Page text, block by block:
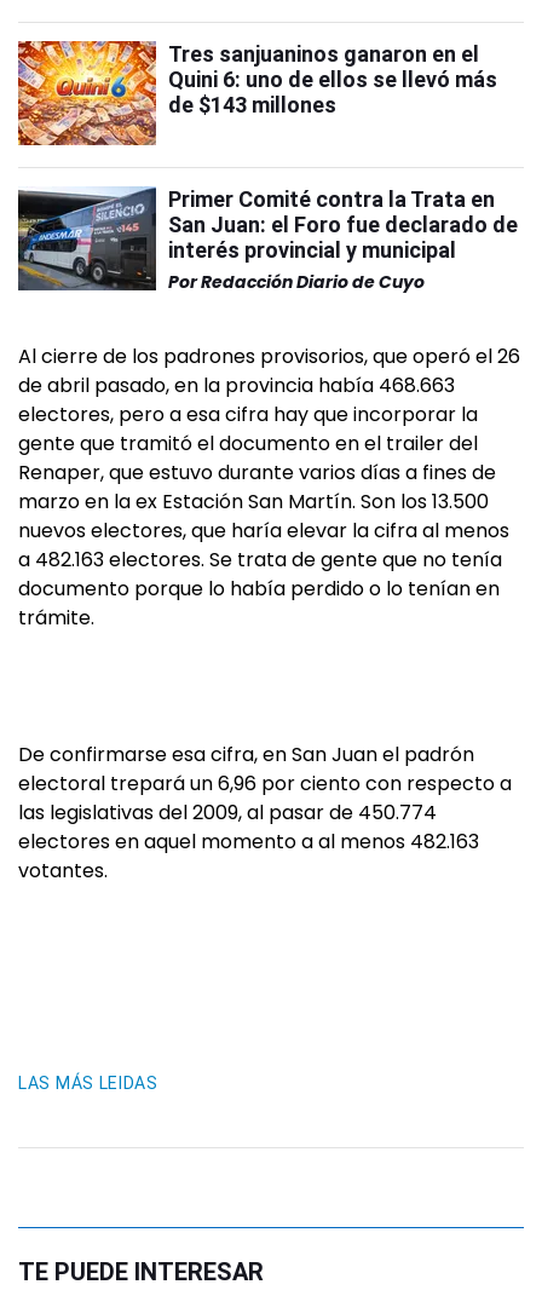
Tres sanjuaninos ganaron en el
Quini 6: uno de ellos se llevó más
de $143 millones
Primer Comité contra la Trata en
San Juan: el Foro fue declarado de
interés provincial y municipal
PorRedacción Diario de Cuyo
Al cierre de los padrones provisorios, que operó el 26
de abril pasado, en la provincia había 468.663
electores, pero a esa cifra hay que incorporar la
gente que tramitó el documento en el trailer del
Renaper, que estuvo durante varios días a fines de
marzo en la ex Estación San Martín. Son los 13.500
nuevos electores, que haría elevar la cifra al menos
a 482.163 electores. Se trata de gente que no tenía
documento porque lo había perdido o lo tenían en
trámite.
De confirmarse esa cifra, en San Juan el padrón
electoral trepará un 6,96 por ciento con respecto a
las legislativas del 2009, al pasar de 450.774
electores en aquel momento a al menos 482.163
votantes.
LAS MÁS LEIDAS
TE PUEDE INTERESAR